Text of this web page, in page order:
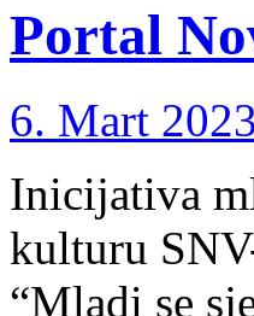
Portal
6. Mart
Inicijativa
kulturu
“Mladi se